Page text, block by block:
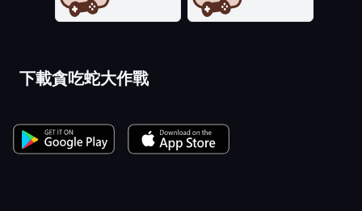
下載貪吃蛇大作戰